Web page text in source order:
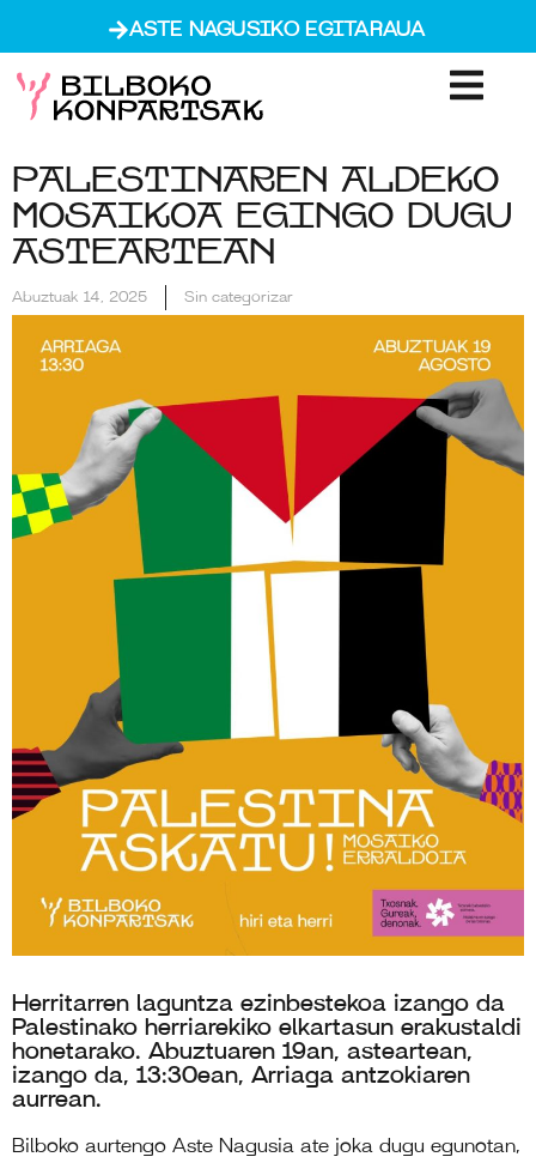
ASTE NAGUSIKO EGITARAUA
Palestinaren aldeko
mosaikoa egingo dugu
asteartean
Abuztuak 14, 2025 Sin categorizar
Herritarren laguntza ezinbestekoa izango da
Palestinako herriarekiko elkartasun erakustaldi
honetarako. Abuztuaren 19an, asteartean,
izango da, 13:30ean, Arriaga antzokiaren
aurrean.
Bilboko aurtengo Aste Nagusia ate joka dugu egunotan,